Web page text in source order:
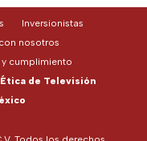
Inversionistas
nosotros
cumplimiento
de Televisión